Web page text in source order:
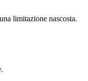
limitazione nascosta.